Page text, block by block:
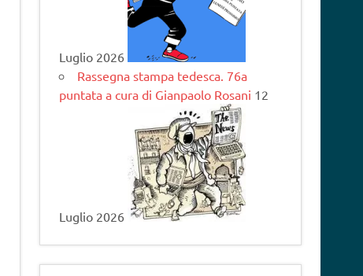
Luglio 2026
Rassegna stampa tedesca. 76a
puntata a cura di Gianpaolo Rosani 12
Luglio 2026